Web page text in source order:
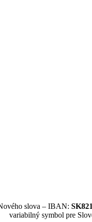
slova – IBAN:
variabilný symbol pre